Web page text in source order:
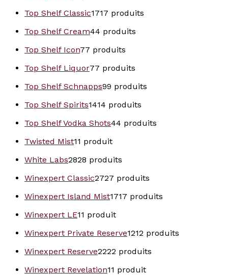
Top Shelf Classic1717 produits
Top Shelf Cream44 produits
Top Shelf Icon77 produits
Top Shelf Liquor77 produits
Top Shelf Schnapps99 produits
Top Shelf Spirits1414 produits
Top Shelf Vodka Shots44 produits
Twisted Mist11 produit
White Labs2828 produits
Winexpert Classic2727 produits
Winexpert Island Mist1717 produits
Winexpert LE11 produit
Winexpert Private Reserve1212 produits
Winexpert Reserve2222 produits
Winexpert Revelation11 produit